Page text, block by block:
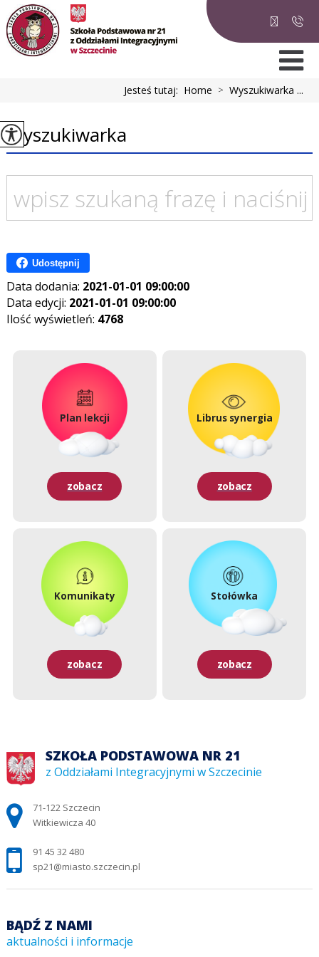
Jesteś tutaj: Home > Wyszukiwarka ...
Wyszukiwarka
Udostępnij
Data dodania: 2021-01-01 09:00:00
Data edycji: 2021-01-01 09:00:00
Ilość wyświetleń: 4768
Plan lekcji
zobacz
Librus synergia
zobacz
Komunikaty
zobacz
Stołówka
zobacz
SZKOŁA PODSTAWOWA NR 21
z Oddziałami Integracyjnymi w Szczecinie
Adres pocztowy:
71-122 Szczecin
Witkiewicza 40
91 45 32 480
sp21@miasto.szczecin.pl
BĄDŹ Z NAMI
aktualności i informacje